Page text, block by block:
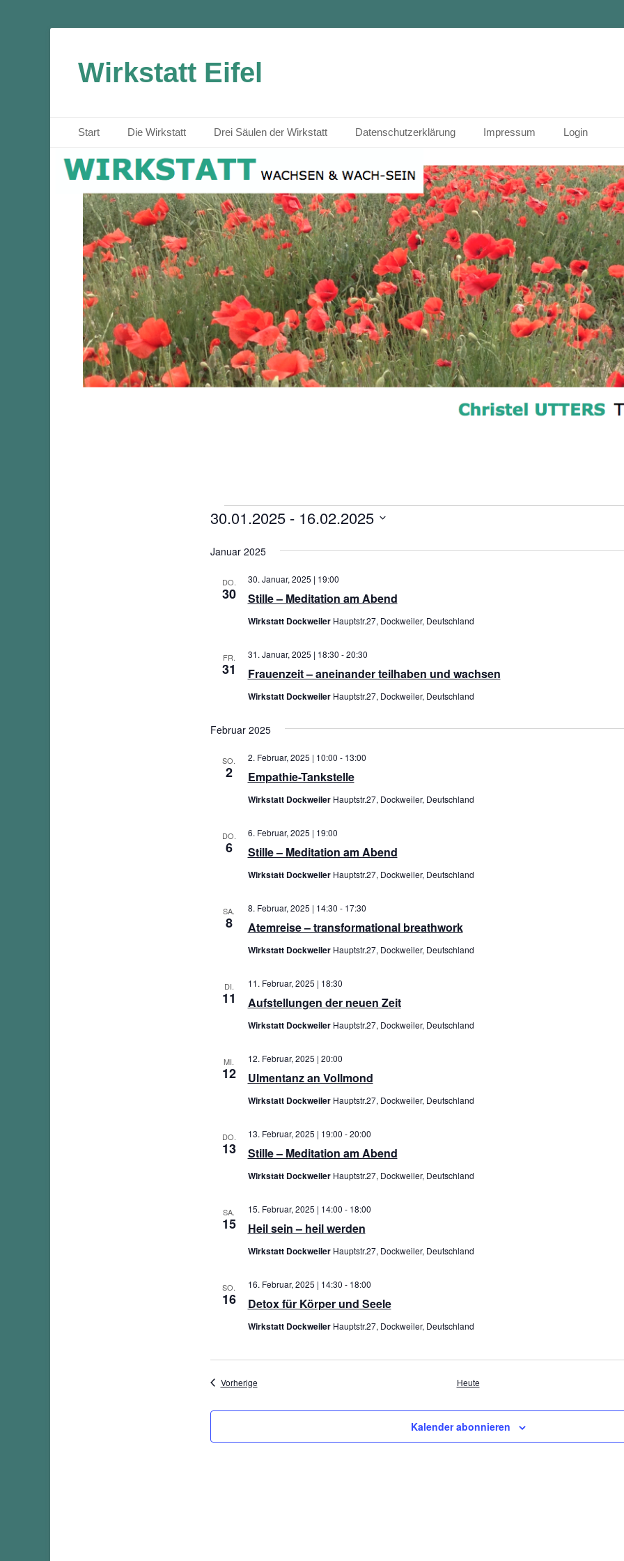
Wirkstatt Eifel
Primäres Menü
Inhalt
Start Die Wirkstatt Drei Säulen der Wirkstatt Datenschutzerklärung Impressum Login
Veranstaltungen
30.01.2025 - 16.02.2025
wählen.
Januar 2025
DO.
30 Stille – Meditation am Abend
30. Januar, 2025 | 19:00
Wirkstatt Dockweiler Hauptstr.27, Dockweiler, Deutschland
FR.
31 Frauenzeit – aneinander teilhaben und wachsen
31. Januar, 2025 | 18:30 -20:30
Wirkstatt Dockweiler Hauptstr.27, Dockweiler, Deutschland
Februar 2025
SO.
2 Empathie-Tankstelle
2. Februar, 2025 | 10:00 - 13:00
Wirkstatt Dockweiler Hauptstr.27, Dockweiler, Deutschland
DO.
6 Stille – Meditation am Abend
6. Februar, 2025 | 19:00
Wirkstatt Dockweiler Hauptstr.27, Dockweiler, Deutschland
SA.
8 Atemreise – transformational breathwork
8. Februar, 2025 | 14:30 - 17:30
Wirkstatt Dockweiler Hauptstr.27, Dockweiler, Deutschland
DI.
11 Aufstellungen der neuen Zeit
11. Februar, 2025 | 18:30
Wirkstatt Dockweiler Hauptstr.27, Dockweiler, Deutschland
MI.
12 Ulmentanz an Vollmond
12. Februar, 2025 | 20:00
Wirkstatt Dockweiler Hauptstr.27, Dockweiler, Deutschland
DO.
13 Stille – Meditation am Abend
13. Februar, 2025 | 19:00 -20:00
Wirkstatt Dockweiler Hauptstr.27, Dockweiler, Deutschland
SA.
15 Heil sein – heil werden
15. Februar, 2025 | 14:00 - 18:00
Wirkstatt Dockweiler Hauptstr.27, Dockweiler, Deutschland
SO.
16 Detox für Körper und Seele
16. Februar, 2025 | 14:30 - 18:00
Wirkstatt Dockweiler Hauptstr.27, Dockweiler, Deutschland
VorherigeVeranstaltungen Heute
Kalender abonnieren